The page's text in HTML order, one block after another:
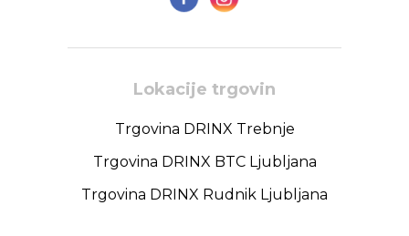
Lokacije trgovin
Trgovina DRINX Trebnje
Trgovina DRINX BTC Ljubljana
Trgovina DRINX Rudnik Ljubljana